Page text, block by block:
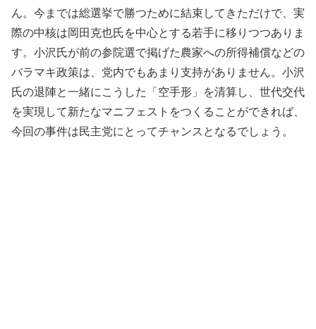
ん。今までは総選挙で勝つために結束してきただけで、実
際の中核は岡田克也氏を中心とする若手に移りつつありま
す。小沢氏が前の参院選で掲げた農家への所得補償などの
バラマキ政策は、党内でもあまり支持がありません。小沢
氏の退陣と一緒にこうした「空手形」を清算し、世代交代
を実現して新たなマニフェストをつくることができれば、
今回の事件は民主党にとってチャンスとなるでしょう。